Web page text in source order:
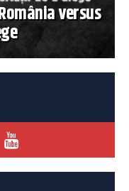
versus